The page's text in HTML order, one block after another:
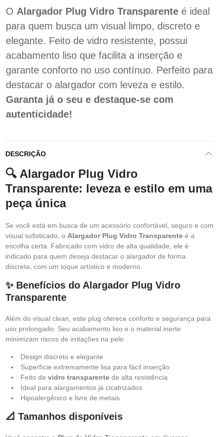
O Alargador Plug Vidro Transparente é ideal
para quem busca um visual limpo, discreto e
elegante. Feito de vidro resistente, possui
acabamento liso que facilita a inserção e
garante conforto no uso contínuo. Perfeito para
destacar o alargador com leveza e estilo.
Garanta já o seu e destaque-se com
autenticidade!
DESCRIÇÃO
🔍 Alargador Plug Vidro
Transparente: leveza e estilo em uma
peça única
Se você está em busca de um acessório confortável, seguro e com
visual sofisticado, o Alargador Plug Vidro Transparente é a
escolha certa. Fabricado com vidro de alta qualidade, ele é
indicado para quem deseja destacar o alargador de forma
discreta, com um toque artístico e moderno.
✨ Benefícios do Alargador Plug Vidro
Transparente
Além do visual clean, este plug oferece conforto e segurança para
uso prolongado. Seu acabamento liso e o material inerte
minimizam riscos de irritações na pele.
Design discreto e elegante
Superfície extremamente lisa para fácil inserção
Feito de vidro transparente de alta resistência
Ideal para alargamentos já cicatrizados
Hipoalergênico e livre de metais
📐 Tamanhos disponíveis